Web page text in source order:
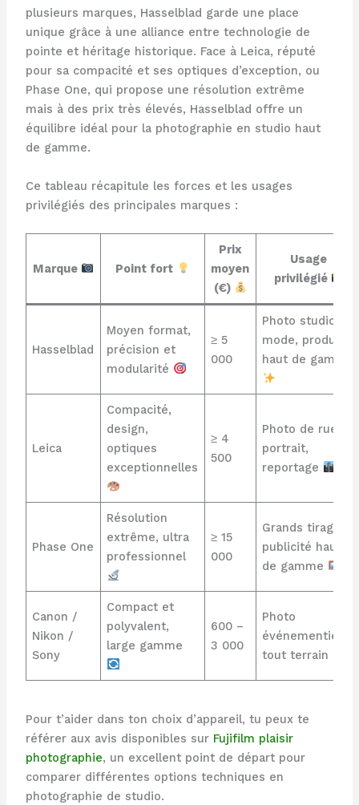
plusieurs marques, Hasselblad garde une place
unique grâce à une alliance entre technologie de
pointe et héritage historique. Face à Leica, réputé
pour sa compacité et ses optiques d’exception, ou
Phase One, qui propose une résolution extrême
mais à des prix très élevés, Hasselblad offre un
équilibre idéal pour la photographie en studio haut
de gamme.
Ce tableau récapitule les forces et les usages
privilégiés des principales marques :
Marque Point fort
Prix
moyen
(€)
Usage
privilégié
Hasselblad
Moyen format,
précision et
modularité
≥ 5
000
Photo studio,
mode, produits
haut de gamme
Leica
Compacité,
design,
optiques
exceptionnelles
≥ 4
500
Photo de rue,
portrait,
reportage
Phase One
Résolution
extrême, ultra
professionnel
≥ 15
000
Grands tirages,
publicité haut
de gamme
Canon /
Nikon /
Sony
Compact et
polyvalent,
large gamme
600 –
3 000
Photo
événementielle,
tout terrain
Pour t’aider dans ton choix d’appareil, tu peux te
référer aux avis disponibles sur Fujifilm plaisir
photographie, un excellent point de départ pour
comparer différentes options techniques en
photographie de studio.